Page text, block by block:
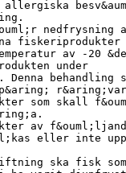
nedfrysning
av -20
under
Denna behandling
som skall
av
eller inte
ska fisk